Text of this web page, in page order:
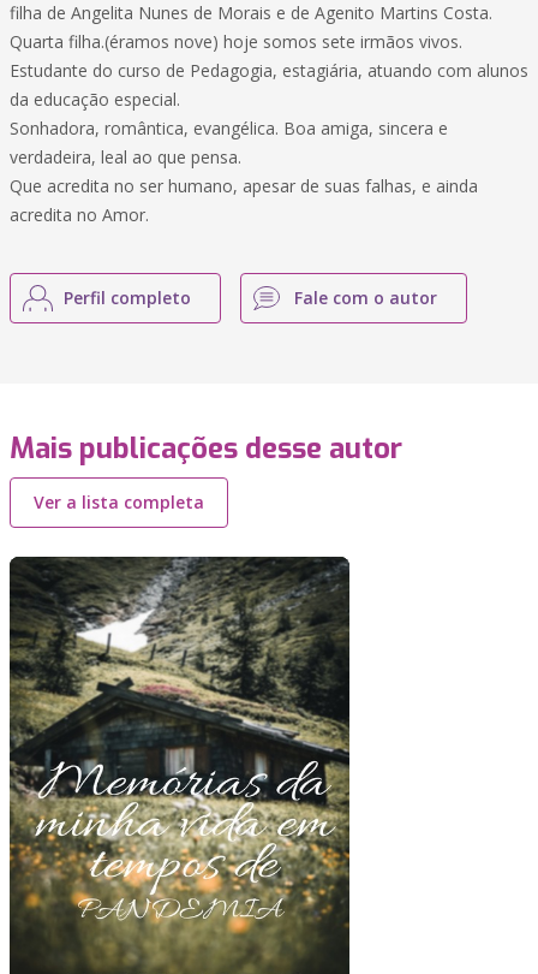
filha de Angelita Nunes de Morais e de Agenito Martins Costa.
Quarta filha.(éramos nove) hoje somos sete irmãos vivos.
Estudante do curso de Pedagogia, estagiária, atuando com alunos
da educação especial.
Sonhadora, romântica, evangélica. Boa amiga, sincera e
verdadeira, leal ao que pensa.
Que acredita no ser humano, apesar de suas falhas, e ainda
acredita no Amor.
Perfil completo Fale com o autor
Mais publicações desse autor
Ver a lista completa